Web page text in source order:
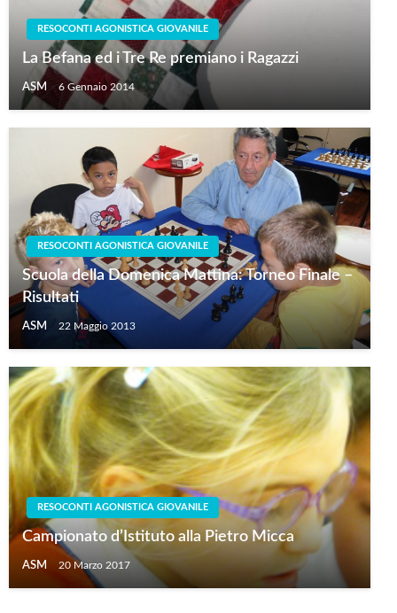
RESOCONTI AGONISTICA GIOVANILE
La Befana ed i Tre Re premiano i Ragazzi
ASM 6 Gennaio 2014
RESOCONTI AGONISTICA GIOVANILE
Scuola della Domenica Mattina: Torneo Finale –
Risultati
ASM 22 Maggio 2013
RESOCONTI AGONISTICA GIOVANILE
Campionato d’Istituto alla Pietro Micca
ASM 20 Marzo 2017